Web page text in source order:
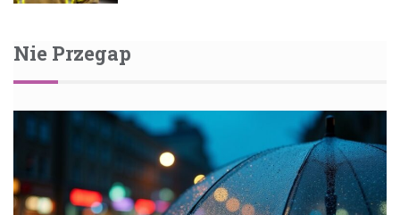
Nie Przegap